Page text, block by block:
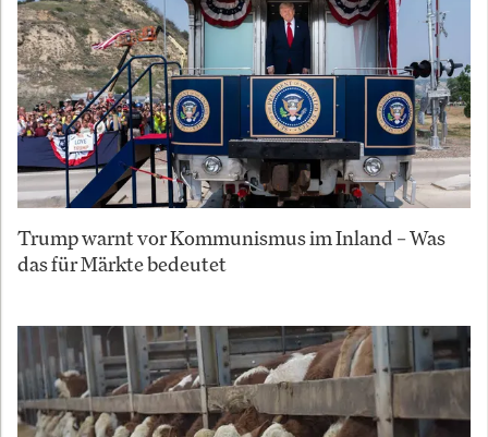
Trump warnt vor Kommunismus im Inland – Was
das für Märkte bedeutet